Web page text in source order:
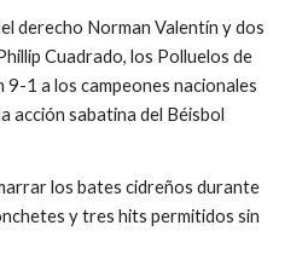
derecho Norman Valentín y dos
Cuadrado, los Polluelos de
1 a los campeones nacionales
acción sabatina del Béisbol
los bates cidreños durante
y tres hits permitidos sin